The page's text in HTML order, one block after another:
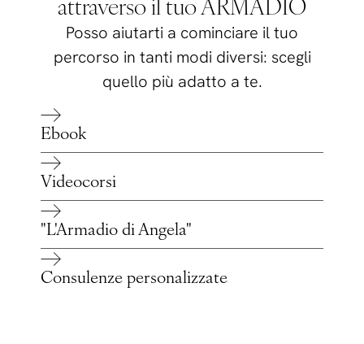
attraverso il tuo ARMADIO
Posso aiutarti a cominciare il tuo
percorso in tanti modi diversi: scegli
quello più adatto a te.
Ebook
Videocorsi
"L'Armadio di Angela"
Consulenze personalizzate